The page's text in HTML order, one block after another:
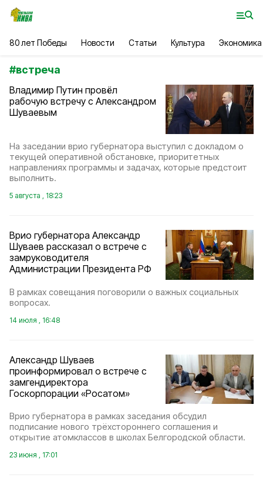
80 лет Победы Новости Статьи Культура Экономика
#встреча
Владимир Путин провёл
рабочую встречу с Александром
Шуваевым
На заседании врио губернатора выступил с докладом о
текущей оперативной обстановке, приоритетных
направлениях программы и задачах, которые предстоит
выполнить.
5 августа , 18:23
Врио губернатора Александр
Шуваев рассказал о встрече с
замруководителя
Администрации Президента РФ
В рамках совещания поговорили о важных социальных
вопросах.
14 июля , 16:48
Александр Шуваев
проинформировал о встрече с
замгендиректора
Госкорпорации «Росатом»
Врио губернатора в рамках заседания обсудил
подписание нового трёхстороннего соглашения и
открытие атомклассов в школах Белгородской области.
23 июня , 17:01